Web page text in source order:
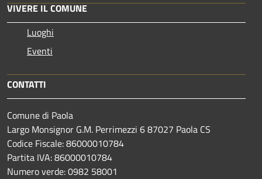
VIVERE IL COMUNE
Luoghi
Eventi
CONTATTI
Comune di Paola
Largo Monsignor G.M. Perrimezzi 6 87027 Paola CS
Codice Fiscale: 86000010784
Partita IVA: 86000010784
Numero verde: 0982 58001